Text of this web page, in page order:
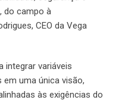
do campo à
CEO da Vega
integrar variáveis
uma única visão,
às exigências do